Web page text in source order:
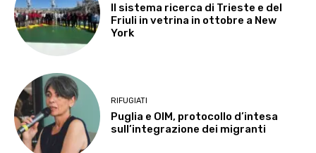
Il sistema ricerca di Trieste e del
Friuli in vetrina in ottobre a New
York
RIFUGIATI
Puglia e OIM, protocollo d’intesa
sull’integrazione dei migranti